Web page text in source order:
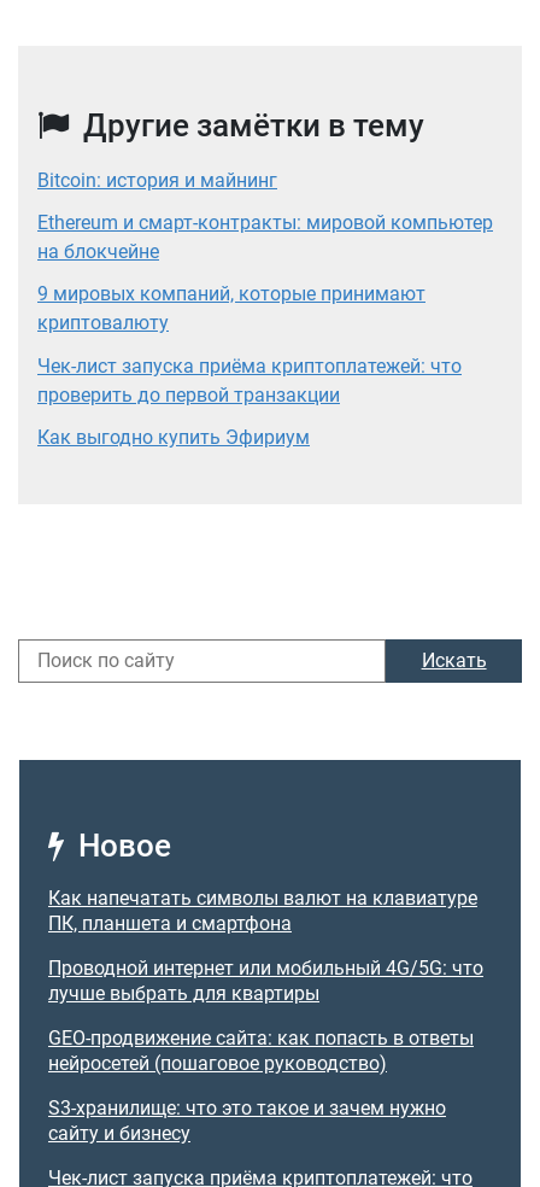
Другие замётки в тему
Bitcoin: история и майнинг
Ethereum и смарт-контракты: мировой компьютер
на блокчейне
9 мировых компаний, которые принимают
криптовалюту
Чек-лист запуска приёма криптоплатежей: что
проверить до первой транзакции
Как выгодно купить Эфириум
Искать
Новое
Как напечатать символы валют на клавиатуре
ПК, планшета и смартфона
Проводной интернет или мобильный 4G/5G: что
лучше выбрать для квартиры
GEO-продвижение сайта: как попасть в ответы
нейросетей (пошаговое руководство)
S3-хранилище: что это такое и зачем нужно
сайту и бизнесу
Чек-лист запуска приёма криптоплатежей: что